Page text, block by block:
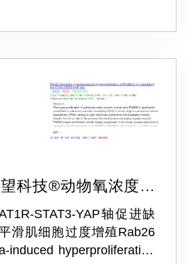
科技®动物氧浓度实
STAT3-YAP轴促进缺
滑肌细胞过度增殖Rab26
induced hyperproliferation